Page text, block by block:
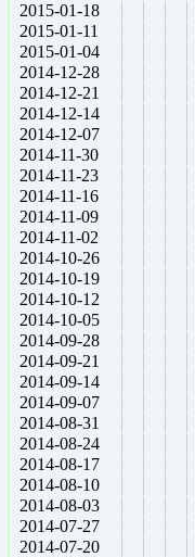
2015-01-18
2015-01-11
2015-01-04
2014-12-28
2014-12-21
2014-12-14
2014-12-07
2014-11-30
2014-11-23
2014-11-16
2014-11-09
2014-11-02
2014-10-26
2014-10-19
2014-10-12
2014-10-05
2014-09-28
2014-09-21
2014-09-14
2014-09-07
2014-08-31
2014-08-24
2014-08-17
2014-08-10
2014-08-03
2014-07-27
2014-07-20